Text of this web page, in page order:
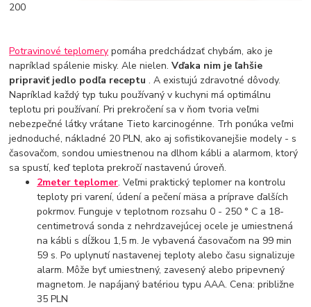
200
Potravinové teplomery pomáha predchádzať chybám, ako je
napríklad spálenie misky. Ale nielen.Vďaka nim je ľahšie
pripraviť jedlo podľa receptu. A existujú zdravotné dôvody.
Napríklad každý typ tuku používaný v kuchyni má optimálnu
teplotu pri používaní. Pri prekročení sa v ňom tvoria veľmi
nebezpečné látky vrátane Tieto karcinogénne. Trh ponúka veľmi
jednoduché, nákladné 20 PLN, ako aj sofistikovanejšie modely - s
časovačom, sondou umiestnenou na dlhom kábli a alarmom, ktorý
sa spustí, keď teplota prekročí nastavenú úroveň.
2meter teplomer. Veľmi praktický teplomer na kontrolu
teploty pri varení, údení a pečení mäsa a príprave ďalších
pokrmov. Funguje v teplotnom rozsahu 0 - 250 ° C a 18-
centimetrová sonda z nehrdzavejúcej ocele je umiestnená
na kábli s dĺžkou 1,5 m. Je vybavená časovačom na 99 min
59 s. Po uplynutí nastavenej teploty alebo času signalizuje
alarm. Môže byť umiestnený, zavesený alebo pripevnený
magnetom. Je napájaný batériou typu AAA. Cena: približne
35 PLN